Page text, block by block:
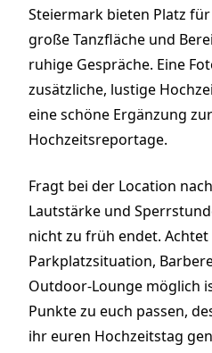
Steiermark bieten Platz
große Tanzfläche und
ruhige Gespräche. Eine
zusätzliche, lustige
eine schöne Ergänzung
Hochzeitsreportage.
Fragt bei der Location
Lautstärke und
nicht zu früh endet.
Parkplatzsituation,
Outdoor-Lounge möglich
Punkte zu euch passen,
ihr euren Hochzeitstag